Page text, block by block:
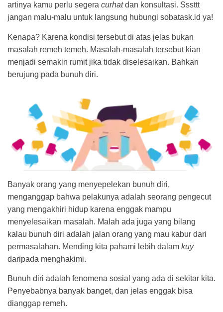
artinya kamu perlu segera curhatdan konsultasi. Sssttt
jangan malu-malu untuk langsung hubungi sobatask.id ya!
Kenapa? Karena kondisi tersebut di atas jelas bukan
masalah remeh temeh. Masalah-masalah tersebut kian
menjadi semakin rumit jika tidak diselesaikan. Bahkan
berujung pada bunuh diri.
Banyak orang yang menyepelekan bunuh diri,
menganggap bahwa pelakunya adalah seorang pengecut
yang mengakhiri hidup karena enggak mampu
menyelesaikan masalah. Malah ada juga yang bilang
kalau bunuh diri adalah jalan orang yang mau kabur dari
permasalahan. Mending kita pahami lebih dalam kuy
daripada menghakimi.
Bunuh diri adalah fenomena sosial yang ada di sekitar kita.
Penyebabnya banyak banget, dan jelas enggak bisa
dianggap remeh.